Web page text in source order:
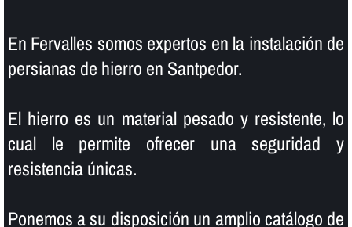
En Fervalles somos expertos en la instalación de
persianas de hierro en Santpedor.
El hierro es un material pesado y resistente, lo
cual le permite ofrecer una seguridad y
resistencia únicas.
Ponemos a su disposición un amplio catálogo de